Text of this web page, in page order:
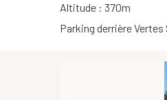
Altitude : 370m
Parking derrière